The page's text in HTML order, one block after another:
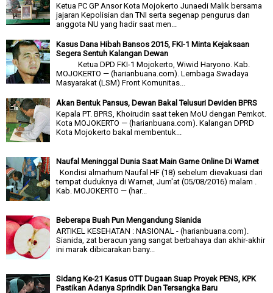
Ketua PC GP Ansor Kota Mojokerto Junaedi Malik bersama
jajaran Kepolisian dan TNI serta segenap pengurus dan
anggota NU yang hadir saat men...
Kasus Dana Hibah Bansos 2015, FKI-1 Minta Kejaksaan
Segera Sentuh Kalangan Dewan
Ketua DPD FKI-1 Mojokerto, Wiwid Haryono. Kab.
MOJOKERTO — (harianbuana.com). Lembaga Swadaya
Masyarakat (LSM) Front Komunitas...
Akan Bentuk Pansus, Dewan Bakal Telusuri Deviden BPRS
Kepala PT. BPRS, Khoirudin saat teken MoU dengan Pemkot.
Kota MOJOKERTO — (harianbuana.com). Kalangan DPRD
Kota Mojokerto bakal membentuk...
Naufal Meninggal Dunia Saat Main Game Online Di Warnet
Kondisi almarhum Naufal HF (18) sebelum dievakuasi dari
tempat duduknya di Warnet, Jum'at (05/08/2016) malam .
Kab. MOJOKERTO — (har...
Beberapa Buah Pun Mengandung Sianida
ARTIKEL KESEHATAN : NASIONAL - (harianbuana.com).
Sianida, zat beracun yang sangat berbahaya dan akhir-akhir
ini marak dibicarakan bany...
Sidang Ke-21 Kasus OTT Dugaan Suap Proyek PENS, KPK
Pastikan Adanya Sprindik Dan Tersangka Baru